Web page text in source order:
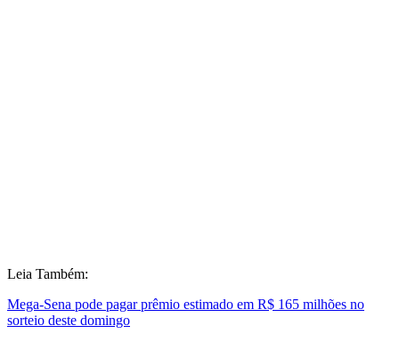
Leia Também:
Mega-Sena pode pagar prêmio estimado em R$ 165 milhões no
sorteio deste domingo